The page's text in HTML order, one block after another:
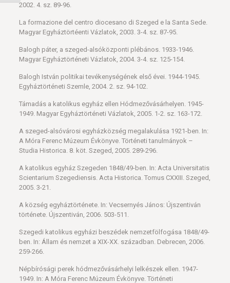
2002. 4. sz. 89-96.
La formazione del centro diocesano di Szeged e la Santa Sede.
Magyar Egyháztörtéenti Vázlatok, 2003. 3-4. sz. 87-95.
Balogh páter, a szeged-alsóközponti plébános. 1933-1946.
Magyar Egyháztörténeti Vázlatok, 2004. 3-4. sz. 125-154.
Balogh István politikai tevékenységének első évei. 1944-1945.
Egyháztörténeti Szemle, 2004. 2. sz. 94-102.
Támadás a katolikus egyház ellen Hódmezővásárhelyen. 1945-
1949. Magyar Egyháztörténeti Vázlatok, 2005. 1-2. sz. 163-172.
A szeged-alsóvárosi egyházközség megalakulása 1921-ben. In:
A Móra Ferenc Múzeum Évkönyve. Történeti tanulmányok –
Studia Historica. 8. köt. Szeged, 2005. 289-296.
A katolikus egyház Szegeden 1848/49-ben. In: Acta Universitatis
Scientarium Szegediensis. Acta Historica. Tomus CXXIII. Szeged,
2005. 3-21.
A község egyháztörténete. In: Vecsernyés János: Újszentiván
története. Újszentiván, 2006. 503-511.
Szegedi katolikus egyházi beszédek nemzetfölfogása 1848/49-
ben. In: Állam és nemzet a XIX-XX. században. Debrecen, 2006.
259-266.
Népbírósági perek hódmezővásárhelyi lelkészek ellen. 1947-
1949. In: A Móra Ferenc Múzeum Évkönyve. Történeti